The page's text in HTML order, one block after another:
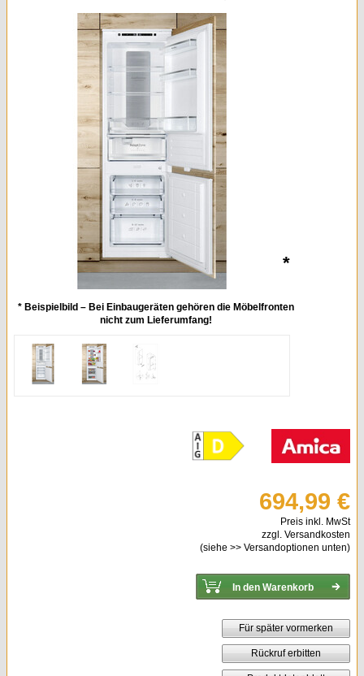
Kleingeräte & Sonstiges
*
* Beispielbild – Bei Einbaugeräten gehören die Möbelfronten
nicht zum Lieferumfang!
694,99 €
Preis inkl. MwSt
zzgl. Versandkosten
(siehe >> Versandoptionen unten)
Für später vormerken
Rückruf erbitten